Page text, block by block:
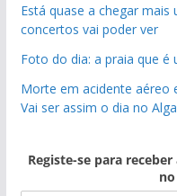
Está quase a chegar mais
concertos vai poder ver
Foto do dia: a praia que é
Morte em acidente aéreo
Vai ser assim o dia no
Registe-se para